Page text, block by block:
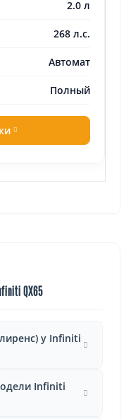
2.0 л
268 л.с.
Автомат
Полный
QX65
у Infiniti
Infiniti